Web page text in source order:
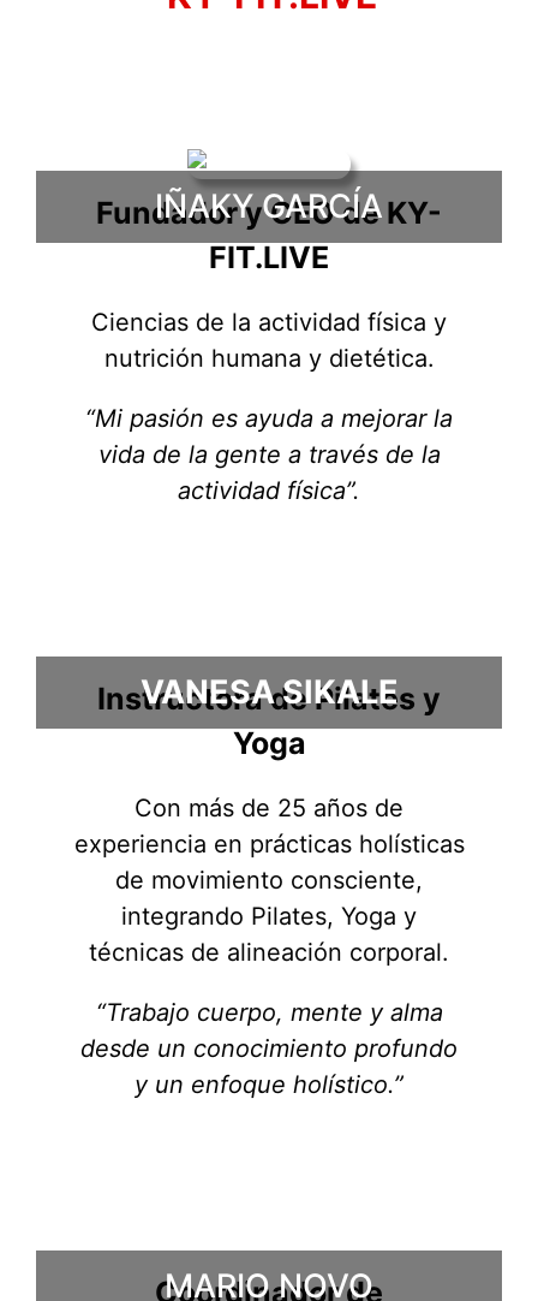
IÑAKY GARCÍA
Fundador y CEO de KY-
FIT.LIVE
Ciencias de la actividad física y
nutrición humana y dietética.
“Mi pasión es ayuda a mejorar la
vida de la gente a través de la
actividad física”.
VANESA SIKALE
Instructora de Pilates y
Yoga
Con más de 25 años de
experiencia en prácticas holísticas
de movimiento consciente,
integrando Pilates, Yoga y
técnicas de alineación corporal.
“Trabajo cuerpo, mente y alma
desde un conocimiento profundo
y un enfoque holístico.”
MARIO NOVO
Coordinador de